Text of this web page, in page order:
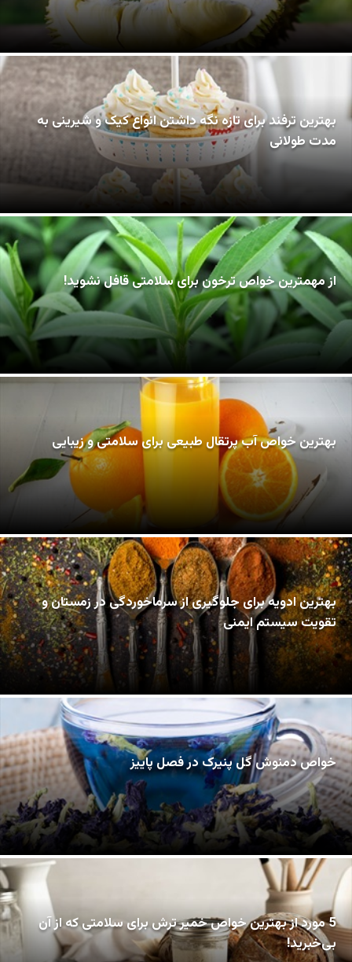
بهترین ترفند برای تازه نگه داشتن انواع کیک و شیرینی به
مدت طولانی
از مهمترین خواص ترخون برای سلامتی قافل نشوید!
بهترین خواص آب پرتقال طبیعی برای سلامتی و زیبایی
بهترین ادویه برای جلوگیری از سرماخوردگی در زمستان و
تقویت سیستم ایمنی
خواص دمنوش گل پنیرک در فصل پاییز
5 مورد از بهترین خواص خمیر ترش برای سلامتی که از آن
بی‌خبرید!